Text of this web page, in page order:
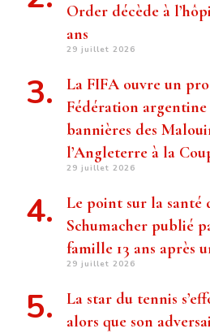
Order décède à
ans
29 juillet 2026
La FIFA ouvre un
Fédération argentine
bannières des
l’Angleterre à la
29 juillet 2026
Le point sur la santé
Schumacher publié
famille 13 ans après
29 juillet 2026
La star du tennis
alors que son